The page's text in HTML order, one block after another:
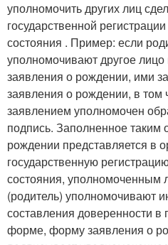
уполномочить других лиц
государственной
состояния . Пример: если
уполномочивают другое
заявления о рождении, ими
заявления о рождении, в том
заявлением уполномочен
подпись. Заполненное таким
рождении представляется в
государственную
состояния, уполномоченным
(родитель) уполномочивают
составления доверенности в
форме, форму заявления о